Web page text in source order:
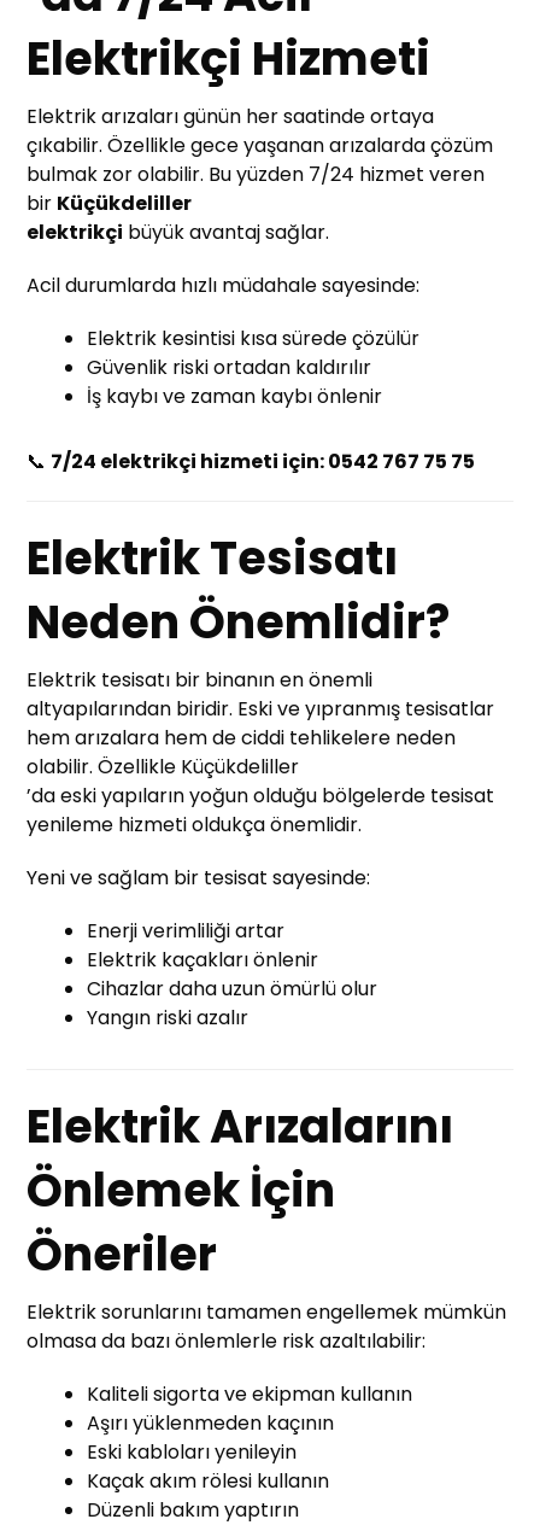
Elektrikçi Hizmeti
Elektrik arızaları günün her saatinde ortaya
çıkabilir. Özellikle gece yaşanan arızalarda çözüm
bulmak zor olabilir. Bu yüzden 7/24 hizmet veren
bir Küçükdeliller
elektrikçi büyük avantaj sağlar.
Acil durumlarda hızlı müdahale sayesinde:
Elektrik kesintisi kısa sürede çözülür
Güvenlik riski ortadan kaldırılır
İş kaybı ve zaman kaybı önlenir
📞 7/24 elektrikçi hizmeti için: 0542 767 75 75
Elektrik Tesisatı
Neden Önemlidir?
Elektrik tesisatı bir binanın en önemli
altyapılarından biridir. Eski ve yıpranmış tesisatlar
hem arızalara hem de ciddi tehlikelere neden
olabilir. Özellikle Küçükdeliller
’da eski yapıların yoğun olduğu bölgelerde tesisat
yenileme hizmeti oldukça önemlidir.
Yeni ve sağlam bir tesisat sayesinde:
Enerji verimliliği artar
Elektrik kaçakları önlenir
Cihazlar daha uzun ömürlü olur
Yangın riski azalır
Elektrik Arızalarını
Önlemek İçin
Öneriler
Elektrik sorunlarını tamamen engellemek mümkün
olmasa da bazı önlemlerle risk azaltılabilir:
Kaliteli sigorta ve ekipman kullanın
Aşırı yüklenmeden kaçının
Eski kabloları yenileyin
Kaçak akım rölesi kullanın
Düzenli bakım yaptırın